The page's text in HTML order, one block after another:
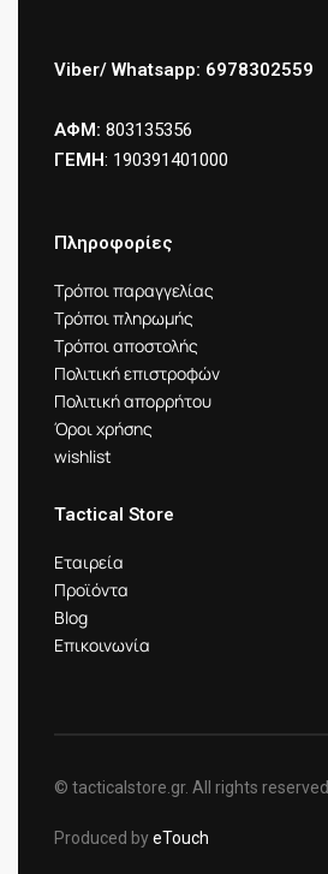
Viber/ Whatsapp: 6978302559
ΑΦΜ: 803135356
ΓΕΜΗ: 190391401000
Πληροφορίες
Τρόποι παραγγελίας
Τρόποι πληρωμής
Τρόποι αποστολής
Πολιτική επιστροφών
Πολιτική απορρήτου
Όροι χρήσης
wishlist
Tactical Store
Εταιρεία
Προϊόντα
Blog
Επικοινωνία
© tacticalstore.gr. All rights reserved.
Produced byeTouch